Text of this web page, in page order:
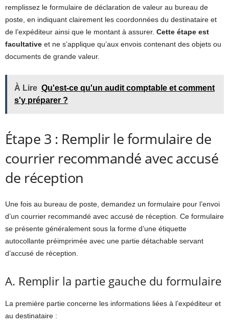
remplissez le formulaire de déclaration de valeur au bureau de
poste, en indiquant clairement les coordonnées du destinataire et
de l’expéditeur ainsi que le montant à assurer. Cette étape est
facultative et ne s’applique qu’aux envois contenant des objets ou
documents de grande valeur.
À Lire Qu'est-ce qu'un audit comptable et comment
s'y préparer ?
Étape 3 : Remplir le formulaire de
courrier recommandé avec accusé
de réception
Une fois au bureau de poste, demandez un formulaire pour l’envoi
d’un courrier recommandé avec accusé de réception. Ce formulaire
se présente généralement sous la forme d’une étiquette
autocollante préimprimée avec une partie détachable servant
d’accusé de réception.
A. Remplir la partie gauche du formulaire
La première partie concerne les informations liées à l’expéditeur et
au destinataire :